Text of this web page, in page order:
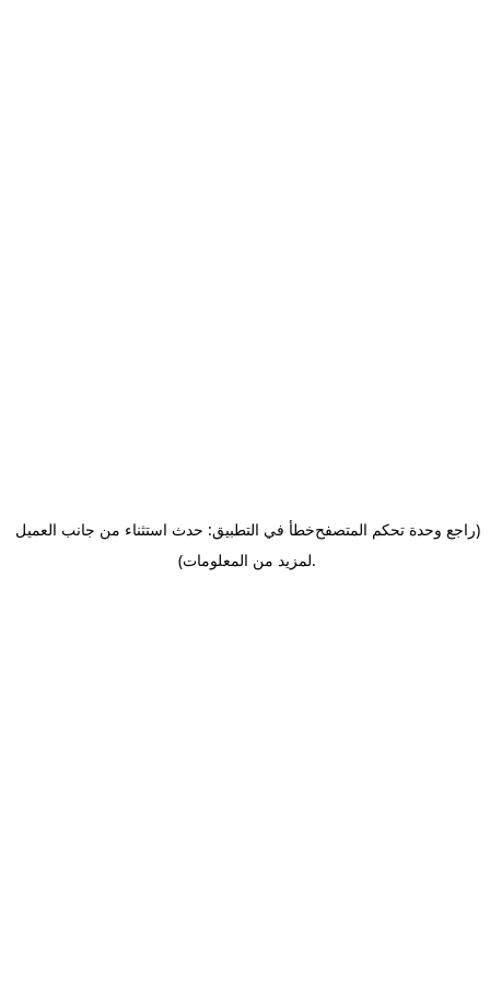
خطأ في التطبيق: حدث استثناء من جانب العميل(راجع وحدة تحكم المتصفح
لمزيد من المعلومات).